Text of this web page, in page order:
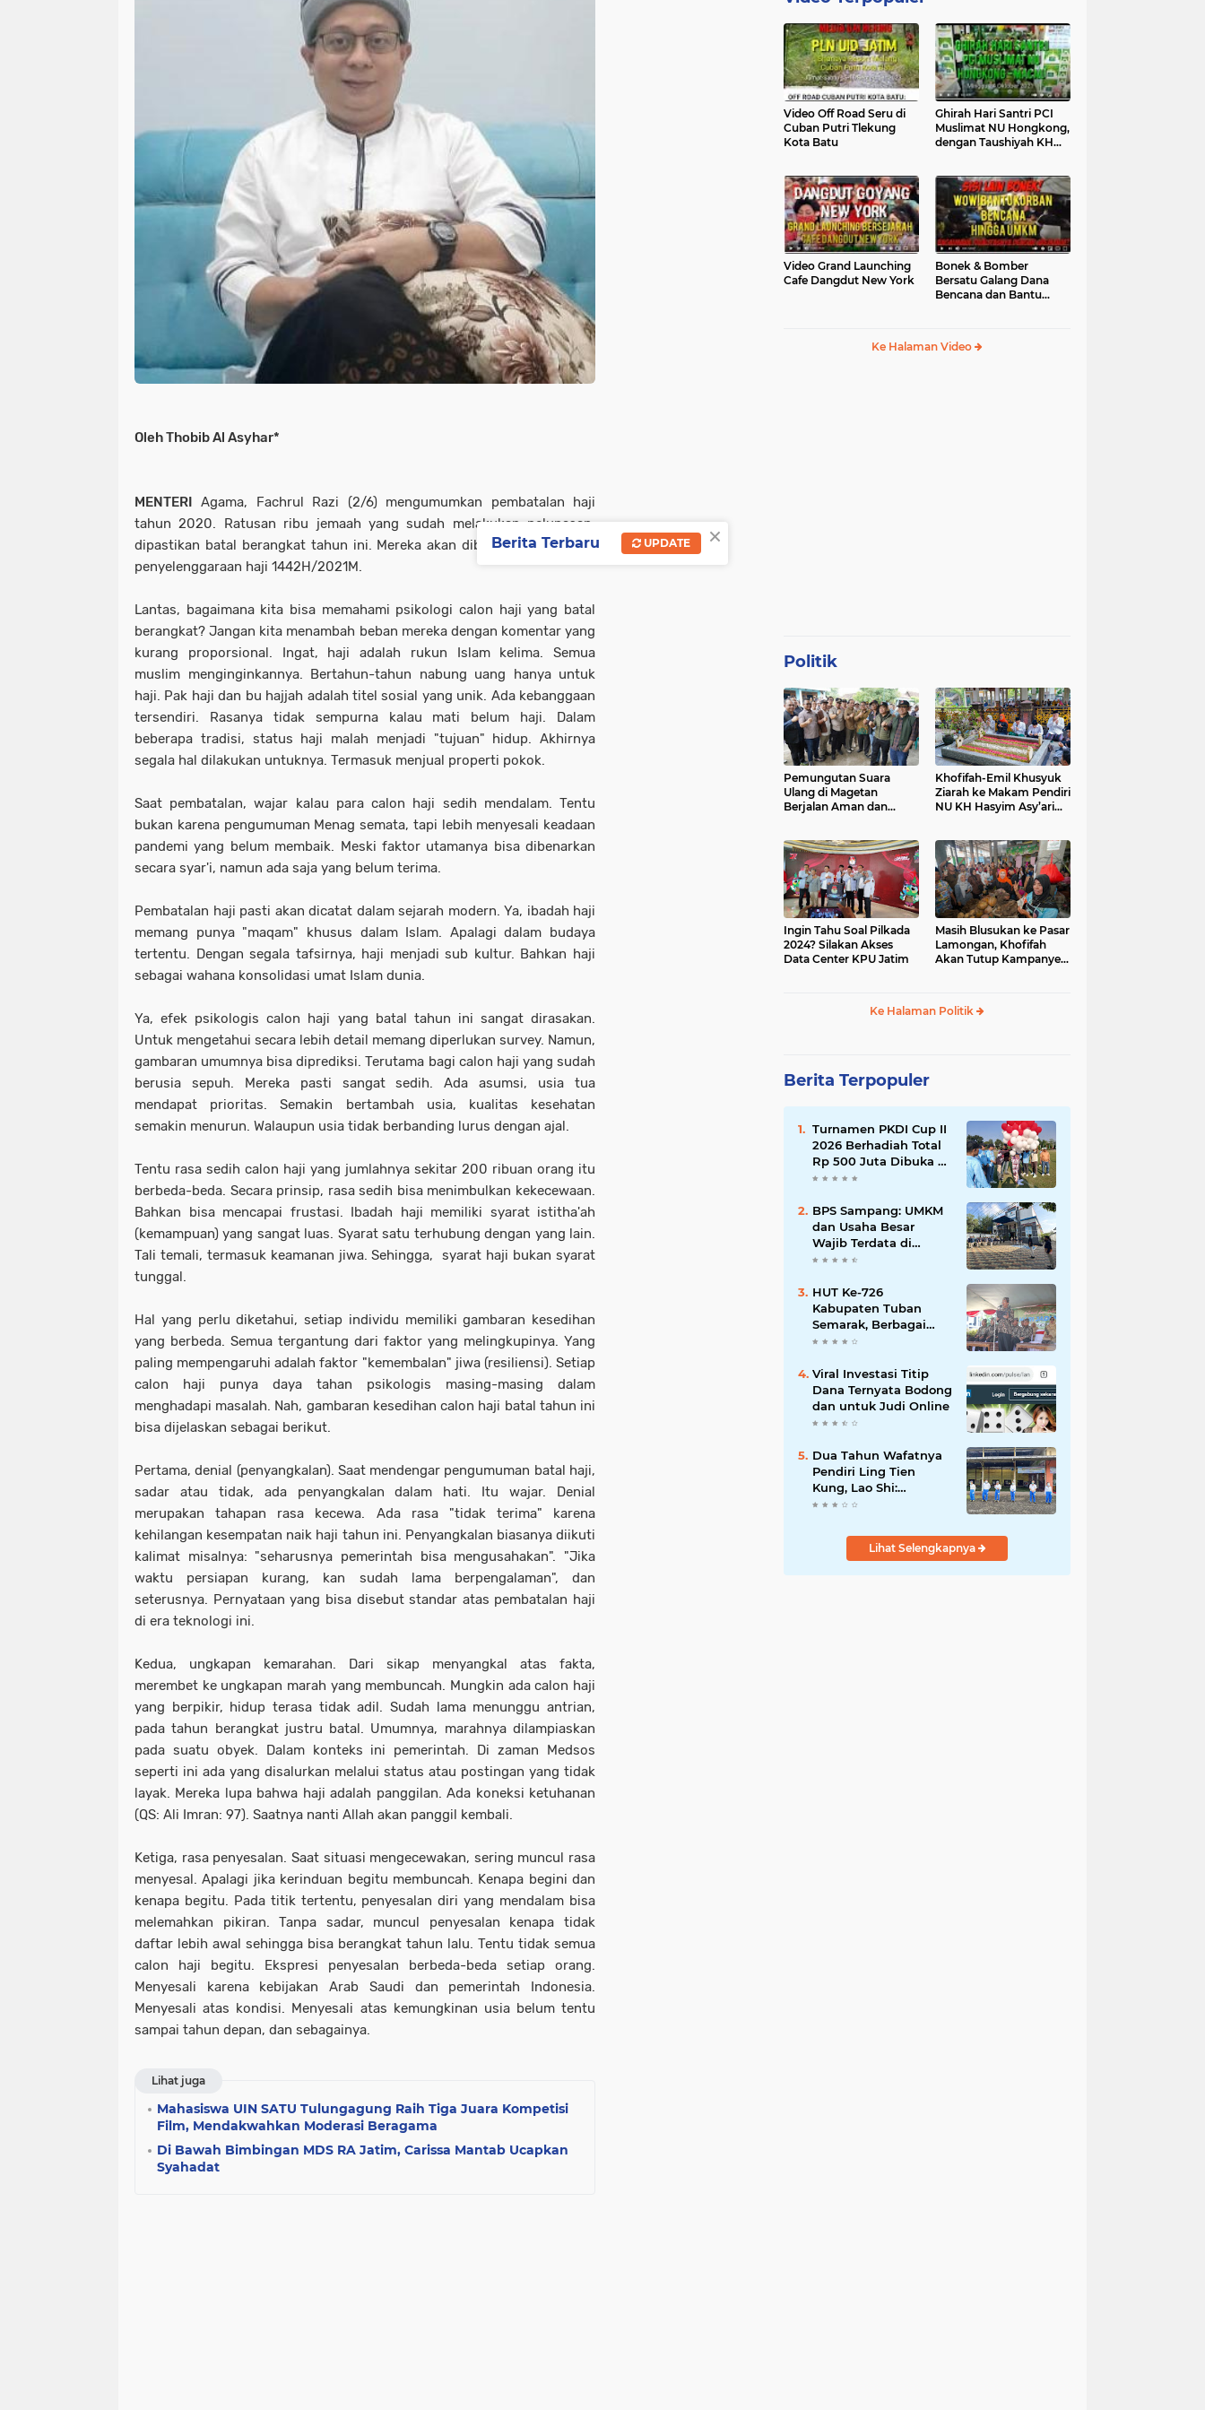
Oleh Thobib Al Asyhar*
MENTERI Agama, Fachrul Razi (2/6) mengumumkan pembatalan haji
tahun 2020. Ratusan ribu jemaah yang sudah melakukan pelunasan,
dipastikan batal berangkat tahun ini. Mereka akan diberangkatkan pada
penyelenggaraan haji 1442H/2021M.
Lantas, bagaimana kita bisa memahami psikologi calon haji yang batal
berangkat? Jangan kita menambah beban mereka dengan komentar yang
kurang proporsional. Ingat, haji adalah rukun Islam kelima. Semua
muslim menginginkannya. Bertahun-tahun nabung uang hanya untuk
haji. Pak haji dan bu hajjah adalah titel sosial yang unik. Ada kebanggaan
tersendiri. Rasanya tidak sempurna kalau mati belum haji. Dalam
beberapa tradisi, status haji malah menjadi "tujuan" hidup. Akhirnya
segala hal dilakukan untuknya. Termasuk menjual properti pokok.
Saat pembatalan, wajar kalau para calon haji sedih mendalam. Tentu
bukan karena pengumuman Menag semata, tapi lebih menyesali keadaan
pandemi yang belum membaik. Meski faktor utamanya bisa dibenarkan
secara syar'i, namun ada saja yang belum terima.
Pembatalan haji pasti akan dicatat dalam sejarah modern. Ya, ibadah haji
memang punya "maqam" khusus dalam Islam. Apalagi dalam budaya
tertentu. Dengan segala tafsirnya, haji menjadi sub kultur. Bahkan haji
sebagai wahana konsolidasi umat Islam dunia.
Ya, efek psikologis calon haji yang batal tahun ini sangat dirasakan.
Untuk mengetahui secara lebih detail memang diperlukan survey. Namun,
gambaran umumnya bisa diprediksi. Terutama bagi calon haji yang sudah
berusia sepuh. Mereka pasti sangat sedih. Ada asumsi, usia tua
mendapat prioritas. Semakin bertambah usia, kualitas kesehatan
semakin menurun. Walaupun usia tidak berbanding lurus dengan ajal.
Tentu rasa sedih calon haji yang jumlahnya sekitar 200 ribuan orang itu
berbeda-beda. Secara prinsip, rasa sedih bisa menimbulkan kekecewaan.
Bahkan bisa mencapai frustasi. Ibadah haji memiliki syarat istitha'ah
(kemampuan) yang sangat luas. Syarat satu terhubung dengan yang lain.
Tali temali, termasuk keamanan jiwa. Sehingga, syarat haji bukan syarat
tunggal.
Hal yang perlu diketahui, setiap individu memiliki gambaran kesedihan
yang berbeda. Semua tergantung dari faktor yang melingkupinya. Yang
paling mempengaruhi adalah faktor "kemembalan" jiwa (resiliensi). Setiap
calon haji punya daya tahan psikologis masing-masing dalam
menghadapi masalah. Nah, gambaran kesedihan calon haji batal tahun ini
bisa dijelaskan sebagai berikut.
Pertama, denial (penyangkalan). Saat mendengar pengumuman batal haji,
sadar atau tidak, ada penyangkalan dalam hati. Itu wajar. Denial
merupakan tahapan rasa kecewa. Ada rasa "tidak terima" karena
kehilangan kesempatan naik haji tahun ini. Penyangkalan biasanya diikuti
kalimat misalnya: "seharusnya pemerintah bisa mengusahakan". "Jika
waktu persiapan kurang, kan sudah lama berpengalaman", dan
seterusnya. Pernyataan yang bisa disebut standar atas pembatalan haji
di era teknologi ini.
Kedua, ungkapan kemarahan. Dari sikap menyangkal atas fakta,
merembet ke ungkapan marah yang membuncah. Mungkin ada calon haji
yang berpikir, hidup terasa tidak adil. Sudah lama menunggu antrian,
pada tahun berangkat justru batal. Umumnya, marahnya dilampiaskan
pada suatu obyek. Dalam konteks ini pemerintah. Di zaman Medsos
seperti ini ada yang disalurkan melalui status atau postingan yang tidak
layak. Mereka lupa bahwa haji adalah panggilan. Ada koneksi ketuhanan
(QS: Ali Imran: 97). Saatnya nanti Allah akan panggil kembali.
Ketiga, rasa penyesalan. Saat situasi mengecewakan, sering muncul rasa
menyesal. Apalagi jika kerinduan begitu membuncah. Kenapa begini dan
kenapa begitu. Pada titik tertentu, penyesalan diri yang mendalam bisa
melemahkan pikiran. Tanpa sadar, muncul penyesalan kenapa tidak
daftar lebih awal sehingga bisa berangkat tahun lalu. Tentu tidak semua
calon haji begitu. Ekspresi penyesalan berbeda-beda setiap orang.
Menyesali karena kebijakan Arab Saudi dan pemerintah Indonesia.
Menyesali atas kondisi. Menyesali atas kemungkinan usia belum tentu
sampai tahun depan, dan sebagainya.
Lihat juga
Mahasiswa UIN SATU Tulungagung Raih Tiga Juara Kompetisi
Film, Mendakwahkan Moderasi Beragama
Di Bawah Bimbingan MDS RA Jatim, Carissa Mantab Ucapkan
Syahadat
Video Off Road Seru di
Cuban Putri Tlekung
Kota Batu
Ghirah Hari Santri PCI
Muslimat NU Hongkong,
dengan Taushiyah KH
Video Grand Launching
Cafe Dangdut New York
Bonek & Bomber
Bersatu Galang Dana
Bencana dan Bantu
Ke Halaman Video
Politik
Pemungutan Suara
Ulang di Magetan
Berjalan Aman dan
Khofifah-Emil Khusyuk
Ziarah ke Makam Pendiri
NU KH Hasyim Asy’ari
Ingin Tahu Soal Pilkada
2024? Silakan Akses
Data Center KPU Jatim
Masih Blusukan ke Pasar
Lamongan, Khofifah
Akan Tutup Kampanye
Ke Halaman Politik
Berita Terpopuler
Turnamen PKDI Cup II
2026 Berhadiah Total
Rp 500 Juta Dibuka di
Jombang, Ketua PKDI
Mahdi: Ajang
Silaturrahmi dan
Media Komunikasi
Antar-Kades untuk
BPS Sampang: UMKM
dan Usaha Besar
Wajib Terdata di
Sensus Ekonomi 2026,
Sasaran
HUT Ke-726
Kabupaten Tuban
Semarak, Berbagai
Prestasinya Pun
Viral Investasi Titip
Dana Ternyata Bodong
dan untuk Judi Online
Dua Tahun Wafatnya
Pendiri Ling Tien
Kung, Lao Shi:
Amanah Harus Kita
Lihat Selengkapnya
×
Berita Terbaru UPDATE